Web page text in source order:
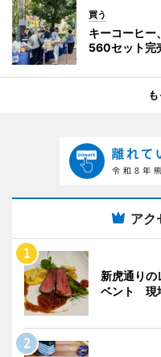
買う
キーコーヒ
560セット完
アク
新虎通りの
ベント 現